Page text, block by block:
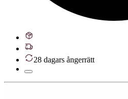
28 dagars ångerrätt